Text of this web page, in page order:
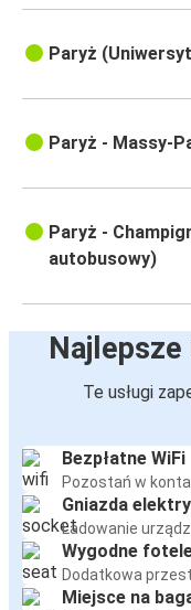
Paryż
Paryż - Massy-
Paryż -
autobusowy)
Najlepsze
Te usługi
Bezpłatne WiFi
Pozostań w
Gniazda
Ładowanie
Wygodne
Dodatkowa
Miejsce na